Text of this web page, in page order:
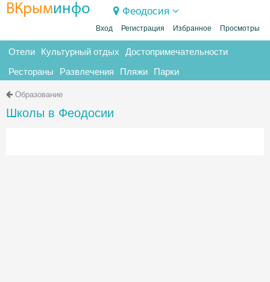
ВКрыминфо Феодосия
Вход Регистрация Избранное Просмотры
Отели Культурный отдых Достопримечательности
Рестораны Развлечения Пляжи Парки
Образование
Школы в Феодосии